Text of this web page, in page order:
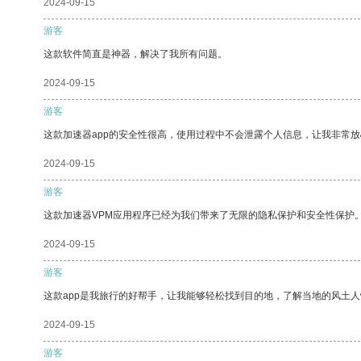
2024-09-15
游客
这款软件简直是神器，解决了我所有问题。
2024-09-15
游客
这款加速器app的安全性很高，使用过程中不会泄露个人信息，让我非常放
2024-09-15
游客
这款加速器VPM应用程序已经为我们带来了无限的隐私保护和安全性保护。
2024-09-15
游客
这款app是我旅行的好帮手，让我能够轻松找到目的地，了解当地的风土人
2024-09-15
游客